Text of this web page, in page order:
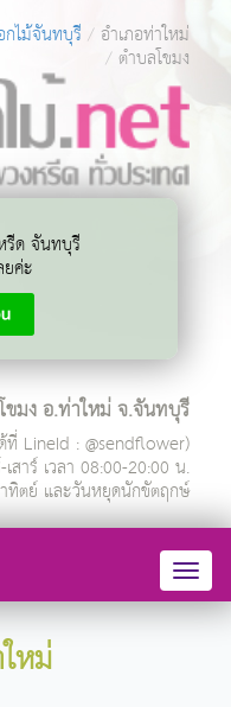
ไม้จันทบุรี อำเภอท่าใหม่
ตำบลโขมง
รีด จันทบุรี
ค่ะ
ขมง อ.ท่าใหม่ จ.จันทบุรี
ที่ LineId : @sendflower)
สาร์ เวลา 08:00-20:00 น.
ทิตย์ และวันหยุดนักขัตฤกษ์
หม่